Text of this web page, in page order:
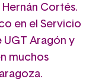
Cortés.
en el Servicio
UGT Aragón y
muchos